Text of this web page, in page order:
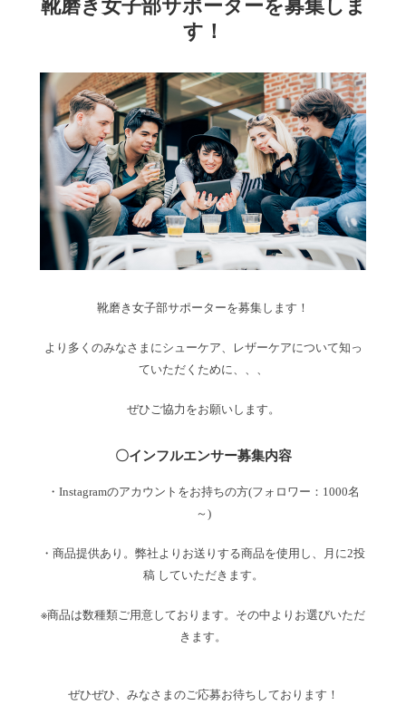
靴磨き女子部サポーターを募集しま
す！
靴磨き女子部サポーターを募集します！
より多くのみなさまにシューケア、レザーケアについて知っ
ていただくために、、、
ぜひご協力をお願いします。
〇インフルエンサー募集内容
・Instagramのアカウントをお持ちの方(フォロワー：1000名
～)
・商品提供あり。弊社よりお送りする商品を使用し、月に2投
稿 していただきます。
※商品は数種類ご用意しております。その中よりお選びいただ
きます。
ぜひぜひ、みなさまのご応募お待ちしております！